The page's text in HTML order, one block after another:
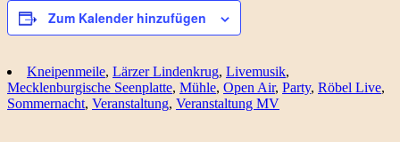
Zum Kalender hinzufügen
Kneipenmeile, Lärzer Lindenkrug, Livemusik,
Mecklenburgische Seenplatte, Mühle, Open Air, Party, Röbel Live,
Sommernacht, Veranstaltung, Veranstaltung MV